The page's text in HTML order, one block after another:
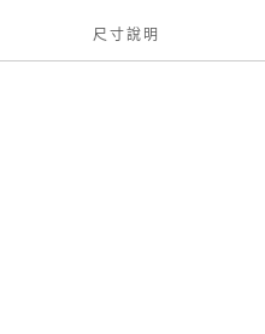
尺寸說明